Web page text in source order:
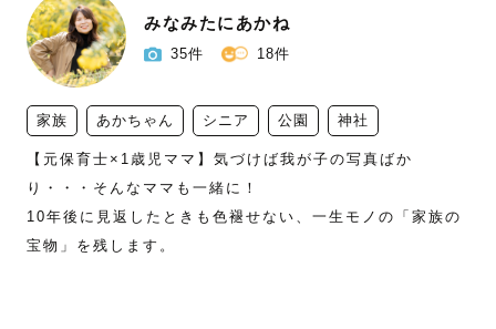
みなみたにあかね
35件 18件
家族 あかちゃん シニア 公園 神社
【元保育士×1歳児ママ】気づけば我が子の写真ばか
り・・・そんなママも一緒に！
10年後に見返したときも色褪せない、一生モノの「家族の
宝物」を残します。